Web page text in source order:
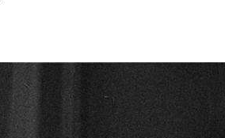
So geht’s
Filmpakete